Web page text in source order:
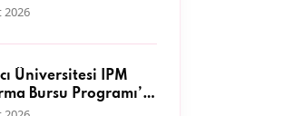
2026
Üniversitesi İPM
Bursu Programı’a
başladı